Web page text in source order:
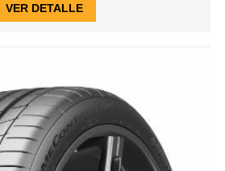
VER DETALLE